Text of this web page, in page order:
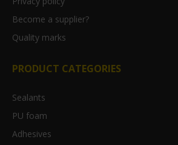
Become a supplier?
Quality marks
PRODUCT CATEGORIES
Sealants
PU foam
Adhesives